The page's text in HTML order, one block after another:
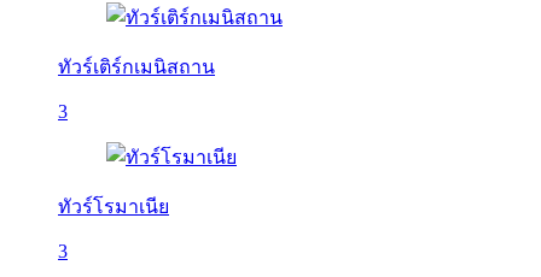
ทัวร์เติร์กเมนิสถาน
3
ทัวร์โรมาเนีย
3